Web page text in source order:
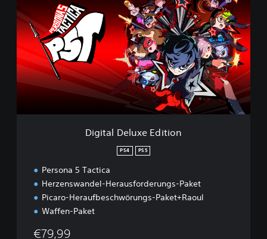
g
i
t
D
e
l
x
Digital Deluxe Edition
PS4 PS5
Persona 5 Tactica
Herzenswandel-Herausforderungs-Paket
Picaro-Heraufbeschwörungs-Paket+Raoul
Waffen-Paket
€79,99